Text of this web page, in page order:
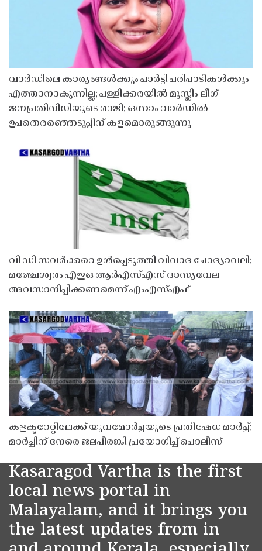
വാർഡിലെ കാര്യങ്ങൾക്കും പാർട്ടി പരിപാടികൾക്കും
എത്താനാകുന്നില്ല; പള്ളിക്കരയിൽ മുസ്ലിം ലീഗ്
ജനപ്രതിനിധിയുടെ രാജി; ഒന്നാം വാർഡിൽ
ഉപതെരഞ്ഞെടുപ്പിന് കളമൊരുങ്ങുന്നു
വി ഡി സവർക്കറെ ഉൾപ്പെടുത്തി വിവാദ ചോദ്യാവലി;
മഞ്ചേശ്വരം എഇഒ ആർഎസ്എസ് ദാസ്യവേല
അവസാനിപ്പിക്കണമെന്ന് എംഎസ്എഫ്
കളക്ടറേറ്റിലേക്ക് യുവമോർച്ചയുടെ പ്രതിഷേധ മാർച്ച്;
മാർച്ചിന് നേരെ ജലപീരങ്കി പ്രയോഗിച്ച് പൊലീസ്
Kasaragod Vartha is the first
local news portal in
Malayalam, and it brings you
the latest updates from in